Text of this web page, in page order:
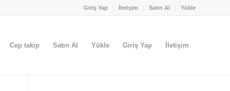
Giriş Yap İletişim Satın Al Yükle
Cep takip Satın Al Yükle Giriş Yap İletişim